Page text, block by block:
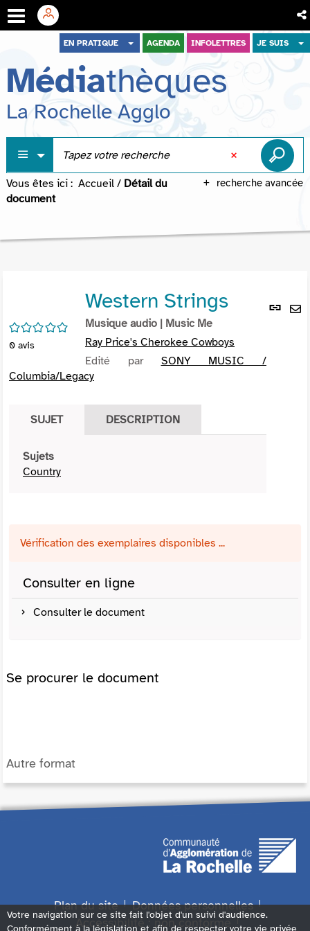
menu
contenu
recherche
EN PRATIQUE AGENDA INFOLETTRES JE SUIS
Médiathèques
La Rochelle Agglo
recherche avancée
Vous êtes ici : Accueil / Détail du
document
Lien
/5
0 avis
Western Strings
Musique audio | Music Me
Ray Price's Cherokee Cowboys
Edité par SONY MUSIC /
Columbia/Legacy
SUJET DESCRIPTION
Sujets
Country
Vérification des exemplaires disponibles ...
Consulter en ligne
Consulter le document
Se procurer le document
Autre format
Plan du site
Données personnelles
Accessibilité : non conforme
Votre navigation sur ce site fait l'objet d'un suivi d'audience.
Conformément à la législation et afin de respecter votre vie privée,